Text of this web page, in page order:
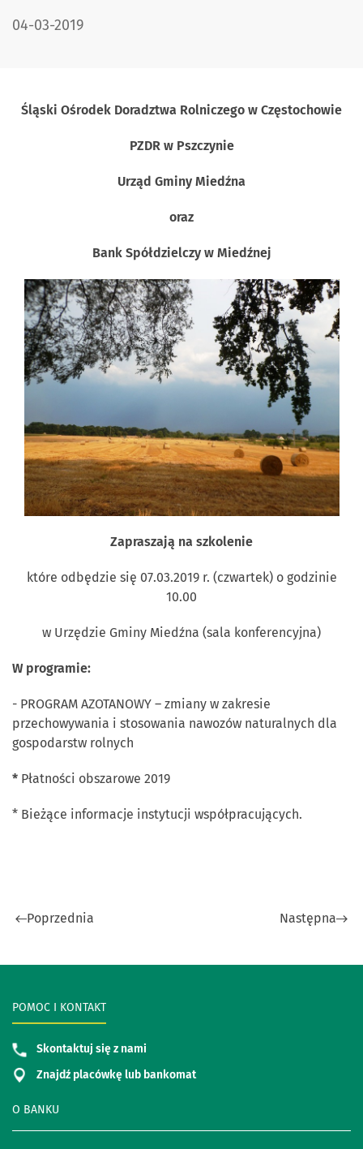
DATA PUBLIKACJI:
04-03-2019
Śląski Ośrodek Doradztwa Rolniczego w Częstochowie
PZDR w Pszczynie
Urząd Gminy Miedźna
oraz
Bank Spółdzielczy w Miedźnej
Zapraszają na szkolenie
które odbędzie się 07.03.2019 r. (czwartek) o godzinie
10.00
w Urzędzie Gminy Miedźna (sala konferencyjna)
W programie:
- PROGRAM AZOTANOWY – zmiany w zakresie
przechowywania i stosowania nawozów naturalnych dla
gospodarstw rolnych
* Płatności obszarowe 2019
* Bieżące informacje instytucji współpracujących.
Poprzednia Następna
O BANKU
POMOC I KONTAKT
Skontaktuj się z nami
Znajdź placówkę lub bankomat